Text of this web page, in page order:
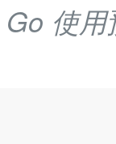
Go 使